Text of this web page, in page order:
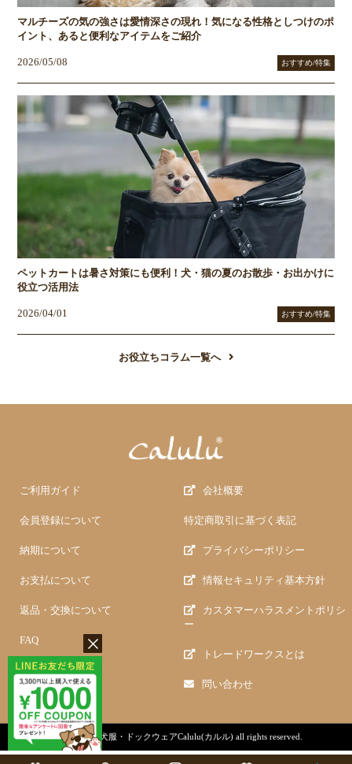
マルチーズの気の強さは愛情深さの現れ！気になる性格としつけのポ
イント、あると便利なアイテムをご紹介
2026/05/08 おすすめ/特集
ペットカートは暑さ対策にも便利！犬・猫の夏のお散歩・お出かけに
役立つ活用法
2026/04/01 おすすめ/特集
お役立ちコラム一覧へ
ご利用ガイド
会員登録について
納期について
お支払について
返品・交換について
FAQ
会社概要
特定商取引に基づく表記
プライバシーポリシー
情報セキュリティ基本方針
カスタマーハラスメントポリシ
ー
トレードワークスとは
問い合わせ
copyright (c)犬服・ドックウェアCalulu(カルル) all rights reserved.